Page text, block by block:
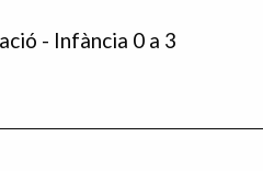
- Infància 0 a 3